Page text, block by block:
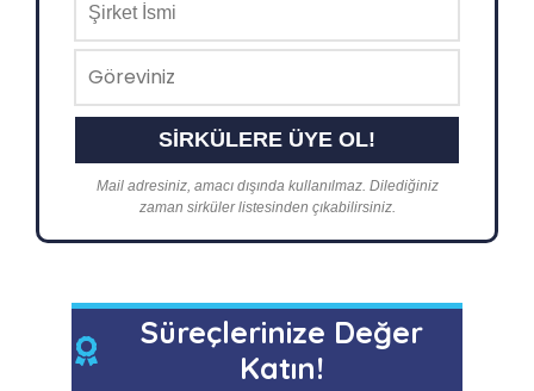
Mail adresiniz, amacı dışında kullanılmaz. Dilediğiniz
zaman sirküler listesinden çıkabilirsiniz.
Süreçlerinize Değer
Katın!